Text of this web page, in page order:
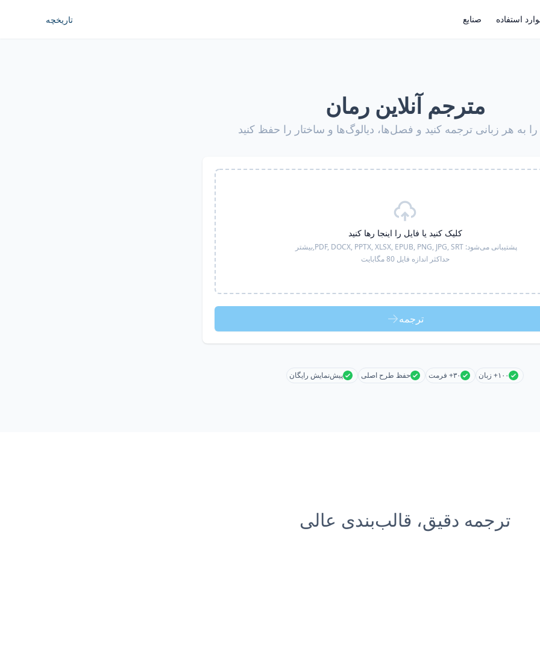
استفاده صنایع تاریخچه
مترجم آنلاین رمان
به هر زبانی ترجمه کنید و فصل‌ها، دیالوگ‌ها و ساختار را حفظ کنید
کلیک کنید یا فایل را اینجا رها کنید
پشتیبانی می‌شود: PDF, DOCX, PPTX, XLSX, EPUB, PNG, JPG, SRT, بیشتر
حداکثر اندازه فایل 80 مگابایت
ترجمه
۱۰۰+ زبان ۳۰+ فرمت حفظ طرح اصلی پیش‌نمایش رایگان
ترجمه دقیق، قالب‌بندی عالی